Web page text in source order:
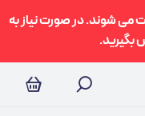
آپدیت می شوند. در صورت نیاز به
بگیرید.